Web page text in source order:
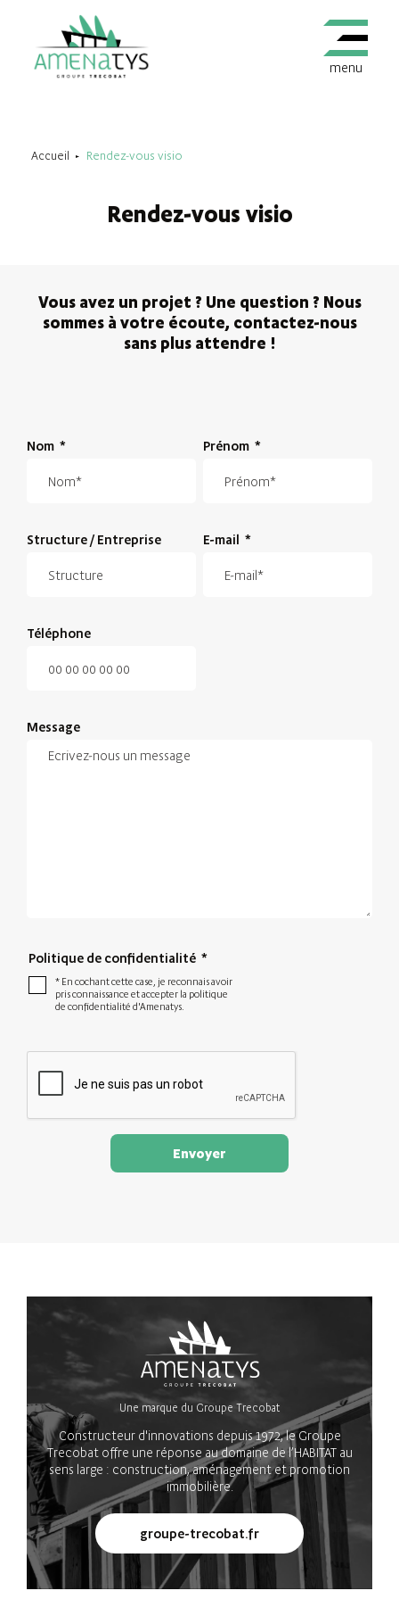
menu
Accueil Rendez-vous visio
Rendez-vous visio
Vous avez un projet ? Une question ? Nous
sommes à votre écoute, contactez-nous
sans plus attendre !
Nom * Prénom *
Structure / Entreprise E-mail *
Téléphone
Message
Politique de confidentialité *
* En cochant cette case, je reconnais avoir
pris connaissance et accepter la politique
de confidentialité d'Amenatys.
Envoyer
Une marque du Groupe Trecobat
Constructeur d'innovations depuis 1972, le Groupe
Trecobat offre une réponse au domaine de l’HABITAT au
sens large : construction, aménagement et promotion
immobilière.
groupe-trecobat.fr